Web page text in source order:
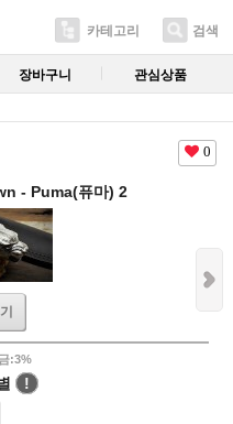
카테고리 검색
장바구니 관심상품
0
- Puma(퓨마) 2
:3%
!